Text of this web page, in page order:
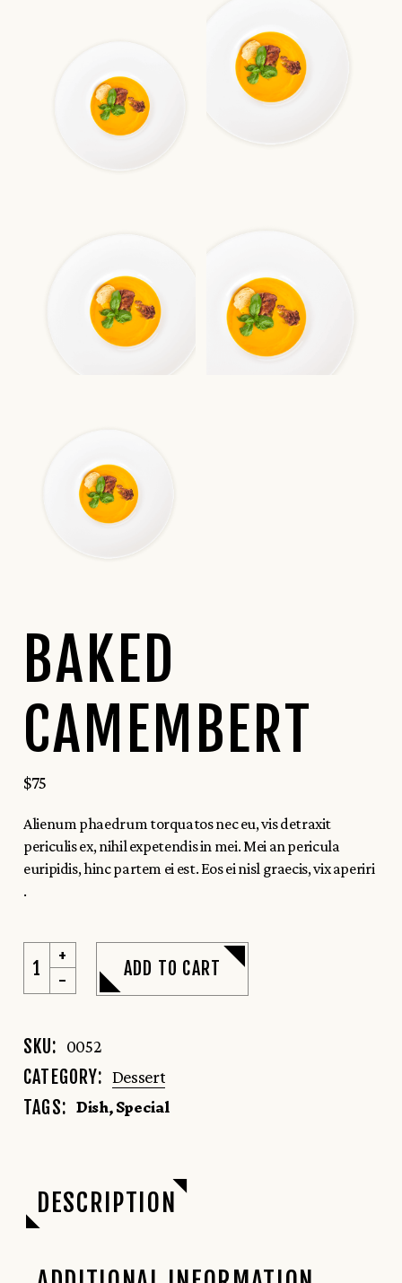
BAKED
CAMEMBERT
$75
Alienum phaedrum torquatos nec eu, vis detraxit
periculis ex, nihil expetendis in mei. Mei an pericula
euripidis, hinc partem ei est. Eos ei nisl graecis, vix aperiri
.
ADD TO CART
SKU: 0052
CATEGORY: Dessert
TAGS: Dish,Special
DESCRIPTION